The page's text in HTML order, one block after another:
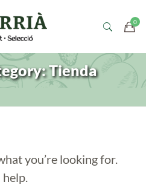
Tienda
you’re looking for.